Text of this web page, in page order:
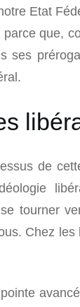
Etat
que,
ses
de
tourner
Chez les